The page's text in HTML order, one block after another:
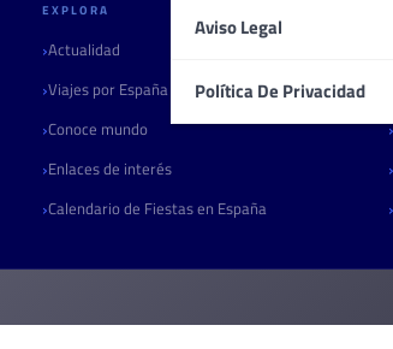
Aviso Legal
Política De Privacidad
EXPLORA
Actualidad
Viajes por España
Conoce mundo
Enlaces de interés
Calendario de Fiestas en España